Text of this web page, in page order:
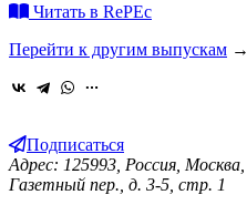
Читать в RePEc
Перейти к другим выпускам →
Подписаться
Адрес: 125993, Россия, Москва,
Газетный пер., д. 3-5, стр. 1